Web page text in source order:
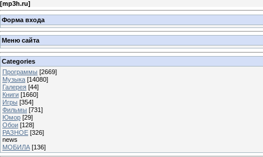
[mp3h.ru]
Форма входа
Меню сайта
Categories
Программы [2669]
Музыка [14080]
Галерея [44]
Книги [1660]
Игры [354]
Фильмы [731]
Юмор [29]
Обои [128]
РАЗНОЕ [326]
news
МОБИЛА [136]